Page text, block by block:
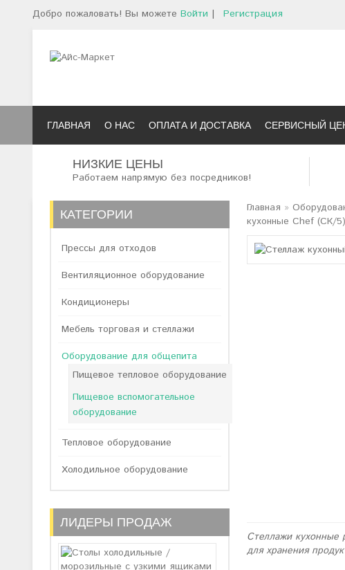
Добро пожаловать! Вы можете Войти | Регистрация
ГЛАВНАЯ О НАС ОПЛАТА И ДОСТАВКА СЕРВИСНЫЙ
НИЗКИЕ ЦЕНЫ
Работаем напрямую без посредников!
КАТЕГОРИИ
Прессы для отходов
Вентиляционное оборудование
Кондиционеры
Мебель торговая и стеллажи
Оборудование для общепита
Пищевое тепловое оборудование
Пищевое вспомогательное
оборудование
Тепловое оборудование
Холодильное оборудование
ЛИДЕРЫ ПРОДАЖ
Главная »
кухонные Chef (СК/5)
Стеллажи кухонные
для хранения